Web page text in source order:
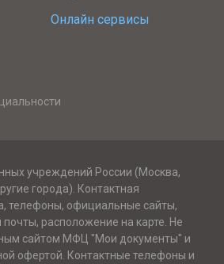
Онлайн сервисы
учреждений России (Москва,
города). Контактная
телефоны, официальные сайты,
расположение на карте. Не
сайтом МФЦ "Мои документы" и
офертой. Контактные телефоны и